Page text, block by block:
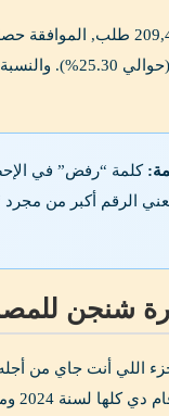
كلمة “رفض” في
الرقم أكبر من
2026: الترتيب الكامل حسب
اللي أنت جاي من
ومن بيانات المفوضية الأوروبية.